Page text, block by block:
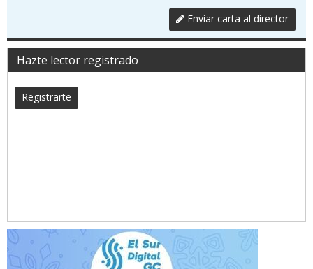
Enviar carta al director
Hazte lector registrado
Registrarte